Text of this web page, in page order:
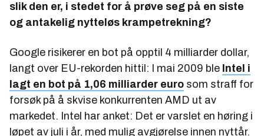
slik den er, i stedet for å prøve seg på en siste
og antakelig nytteløs krampetrekning?
Google risikerer en bot på opptil 4 milliarder dollar,
langt over EU-rekorden hittil: I mai 2009 ble Intel i
lagt en bot på 1,06 milliarder euro som straff for
forsøk på å skvise konkurrenten AMD ut av
markedet. Intel har anket: Det er varslet en høring i
løpet av juli i år, med mulig avgjørelse innen nyttår.